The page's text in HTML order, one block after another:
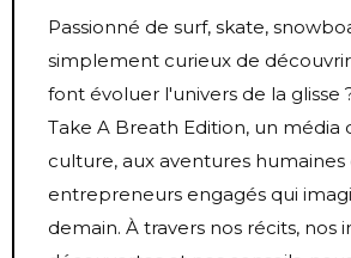
Passionné de surf, skate,
simplement curieux de
font évoluer l'univers de la glisse
Take A Breath Edition, un média
culture, aux aventures humaines
entrepreneurs engagés qui
demain. À travers nos récits, nos